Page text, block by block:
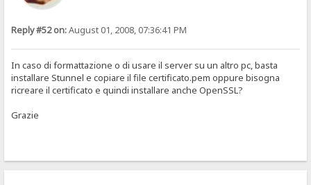
Reply #52 on:August 01, 2008, 07:36:41 PM
In caso di formattazione o di usare il server su un altro pc, basta
installare Stunnel e copiare il file certificato.pem oppure bisogna
ricreare il certificato e quindi installare anche OpenSSL?
Grazie